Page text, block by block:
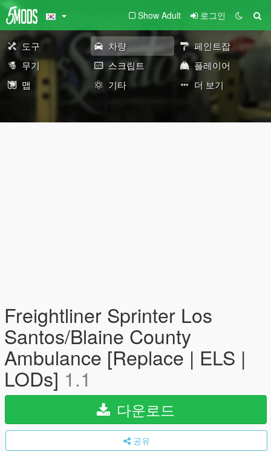
Show Adult 로그인
도구 차량
페인트잡
무기
스크립트
플레이어
맵
기타 더 보기
Freightliner Sprinter Los
Santos/Blaine County
Ambulance [Replace | ELS |
LODs] 1.1
다운로드
공유